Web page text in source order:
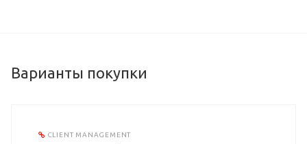
Варианты покупки
CLIENT MANAGEMENT